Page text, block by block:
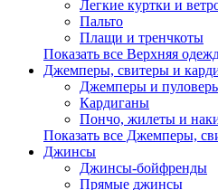
Легкие куртки и
Пальто
Плащи и тренчкоты
Показать все Верхняя
Джемперы, свитеры и
Джемперы и
Кардиганы
Пончо, жилеты и
Показать все Джемперы,
Джинсы
Джинсы-бойфренды
Прямые джинсы